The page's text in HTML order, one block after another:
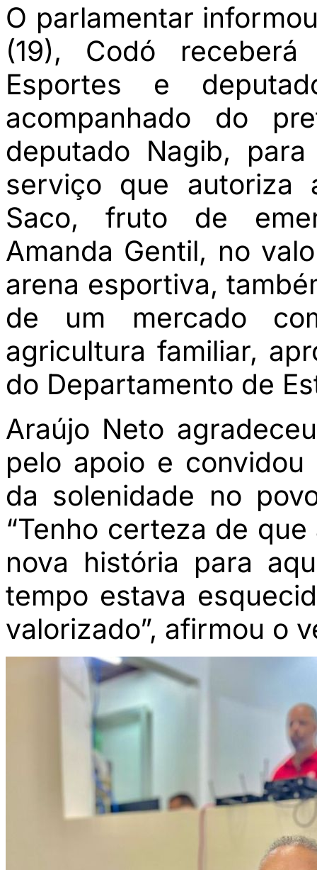
O parlamentar
(19), Codó
Esportes e
acompanhado do
deputado Nagib,
serviço que autoriza
Saco, fruto de
Amanda Gentil, no
arena esportiva,
de um mercado
agricultura familiar,
do Departamento de
Araújo Neto
pelo apoio e
da solenidade no
“Tenho certeza de
nova história para
tempo estava
valorizado”, afirmou o